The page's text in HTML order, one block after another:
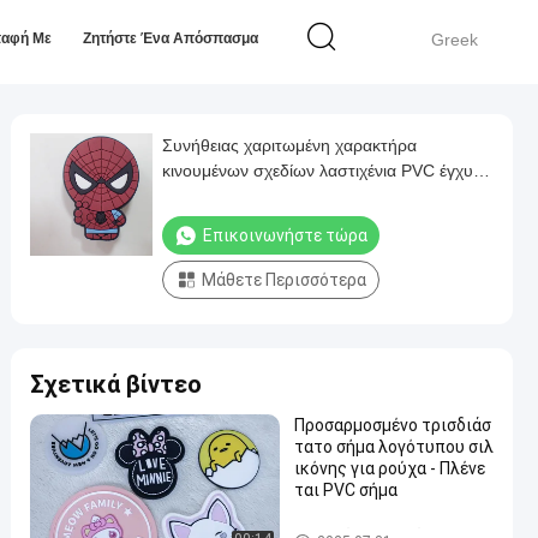
Greek
Με Ζητήστε Ένα Απόσπασμα
Συνήθειας χαριτωμένη χαρακτήρα
κινουμένων σχεδίων λαστιχένια PVC έγχυση
Επικοινωνήστε τώρα
Μάθετε Περισσότερα
Σχετικά βίντεο
Προσαρμοσμένο τρισδιάσ
τατο σήμα λογότυπου σιλ
ικόνης για ρούχα - Πλένε
ται PVC σήμα